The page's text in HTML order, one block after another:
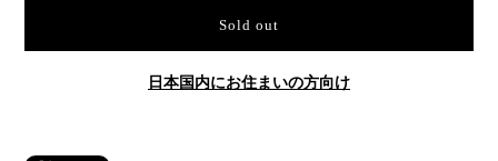
Sold out
日本国内にお住まいの方向け